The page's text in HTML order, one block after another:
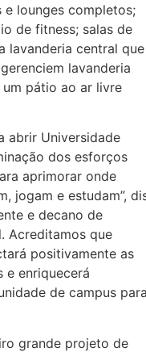
lounges completos;
de fitness; salas de
lavanderia central que
lavanderia
pátio ao ar livre
abrir Universidade
dos esforços
aprimorar onde
jogam e estudam”,
e decano de
Acreditamos que
positivamente as
e enriquecerá
de campus
grande projeto de